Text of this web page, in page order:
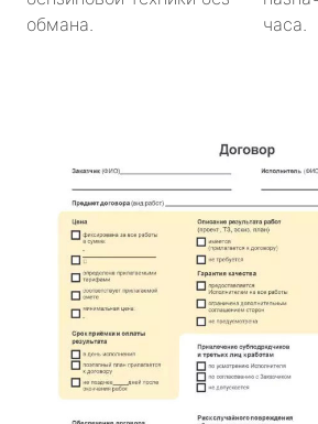
обмана.
часа.